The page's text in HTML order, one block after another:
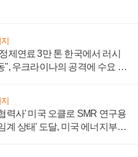
제연료 3만 톤 한국에서 러시
", 우크라이나의 공격에 수요 늘
력사' 미국 오클로 SMR 연구용
계 상태' 도달, 미국 에너지부